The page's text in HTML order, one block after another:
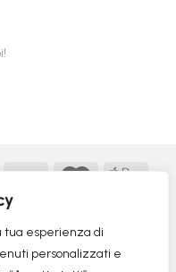
tua esperienza di
personalizzati e
PostepayMaestro
SRL - P.IVA:
by monofase